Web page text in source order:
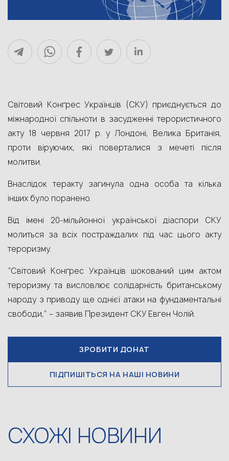
Cвітовий Конґрес Українців (СКУ) приєднується до
міжнародної спільноти в засудженні терористичного
акту 18 червня 2017 р. у Лондоні, Велика Британія,
проти віруючих, які поверталися з мечеті після
молитви.
Внаслідок теракту загинула одна особа та кілька
інших було поранено.
Від імені 20-мільйонної української діаспори СКУ
молиться за всіх постраждалих під час цього акту
тероризму.
“Світовий Конґрес Українців шокований цим актом
тероризму та висловлює солідарність британському
народу з приводу ще однієї атаки на фундаментальні
свободи,” – заявив Президент СКУ Евген Чолій.
ЗРОБИТИ ДОНАТ
ПІДПИШІТЬСЯ НА НАШІ НОВИНИ
СХОЖІ НОВИНИ